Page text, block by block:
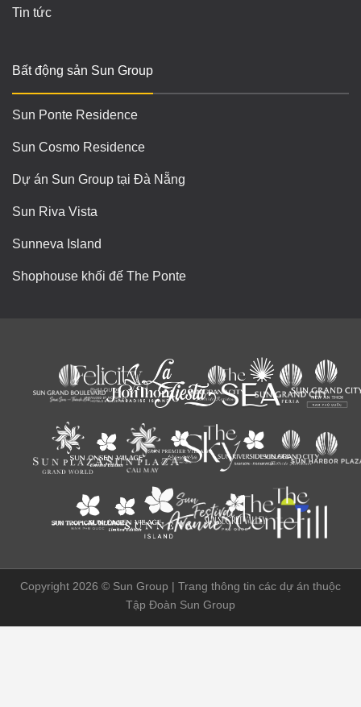
Tin tức
Bất động sản Sun Group
Sun Ponte Residence
Sun Cosmo Residence
Dự án Sun Group tại Đà Nẵng
Sun Riva Vista
Sunneva Island
Shophouse khối đế The Ponte
Copyright 2026 © Sun Group | Trang thông tin các dự án thuộc
Tập Đoàn Sun Group